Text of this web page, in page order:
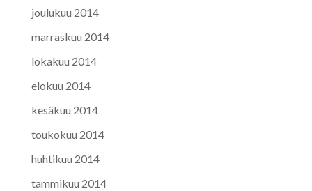
joulukuu 2014
marraskuu 2014
lokakuu 2014
elokuu 2014
kesäkuu 2014
toukokuu 2014
huhtikuu 2014
tammikuu 2014